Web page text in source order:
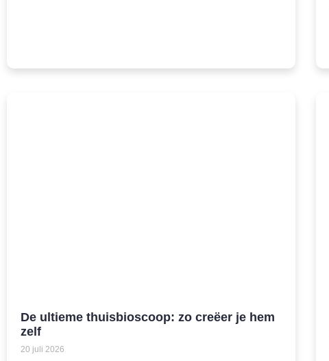
De ultieme thuisbioscoop: zo creëer je hem
zelf
20 juli 2026